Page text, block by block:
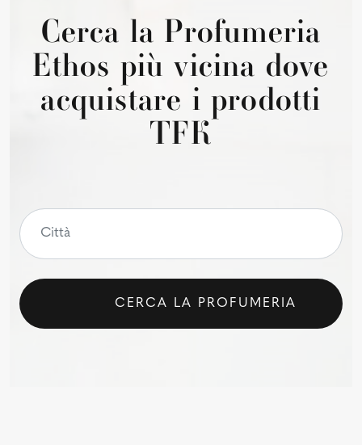
Cerca la Profumeria
Ethos più vicina dove
acquistare i prodotti
TFK
CERCA LA PROFUMERIA